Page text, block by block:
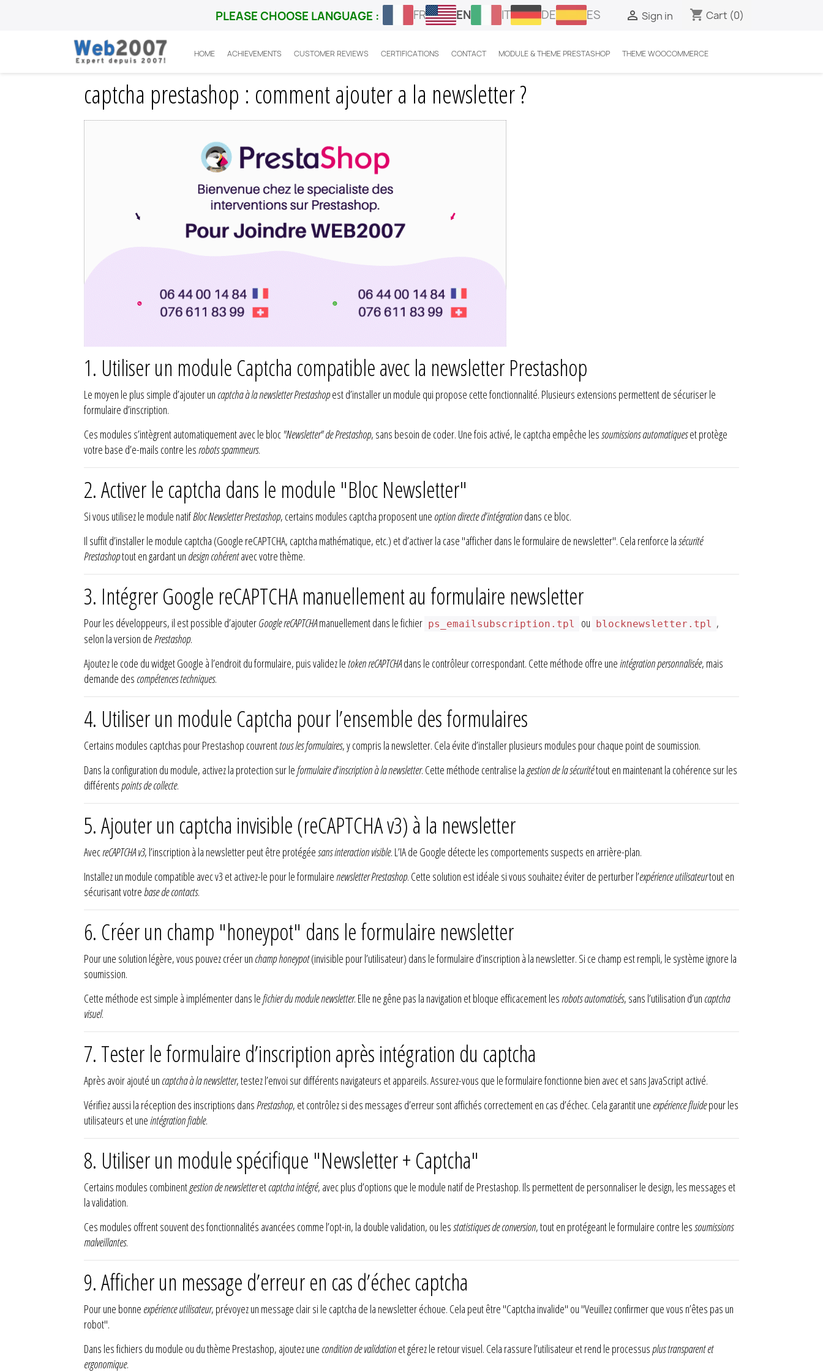
PLEASE CHOOSE LANGUAGE : FR EN IT DE ES  Sign in shopping_cart Cart (0)
HOME ACHIEVEMENTS CUSTOMER REVIEWS CERTIFICATIONS CONTACT MODULE & THEME PRESTASHOP THEME WOOCOMMERCE
Home Prestashop
captcha prestashop : comment ajouter a la newsletter ?
1. Utiliser un module Captcha compatible avec la newsletter Prestashop
Le moyen le plus simple d’ajouter un captcha à la newsletter Prestashopest d’installer un module qui propose cette fonctionnalité. Plusieurs extensions permettent de sécuriser le
formulaire d’inscription.
Ces modules s’intègrent automatiquement avec le bloc "Newsletter" de Prestashop, sans besoin de coder. Une fois activé, le captcha empêche lessoumissions automatiqueset protège
votre base d’e-mails contre lesrobots spammeurs.
2. Activer le captcha dans le module "Bloc Newsletter"
Si vous utilisez le module natifBloc Newsletter Prestashop, certains modules captcha proposent une option directe d’intégrationdans ce bloc.
Il suffit d’installer le module captcha (Google reCAPTCHA, captcha mathématique, etc.) et d’activer la case "afficher dans le formulaire de newsletter". Cela renforce lasécurité
Prestashoptout en gardant un design cohérentavec votre thème.
3. Intégrer Google reCAPTCHA manuellement au formulaire newsletter
Pour les développeurs, il est possible d’ajouterGoogle reCAPTCHAmanuellement dans le fichier ps_emailsubscription.tpl ou blocknewsletter.tpl ,
selon la version dePrestashop.
Ajoutez le code du widget Google à l’endroit du formulaire, puis validez letoken reCAPTCHAdans le contrôleur correspondant. Cette méthode offre uneintégration personnalisée, mais
demande des compétences techniques.
4. Utiliser un module Captcha pour l’ensemble des formulaires
Certains modules captchas pour Prestashop couvrenttous les formulaires, y compris la newsletter. Cela évite d’installer plusieurs modules pour chaque point de soumission.
Dans la configuration du module, activez la protection sur leformulaire d’inscription à la newsletter. Cette méthode centralise lagestion de la sécuritétout en maintenant la cohérence sur les
différentspoints de collecte.
5. Ajouter un captcha invisible (reCAPTCHA v3) à la newsletter
AvecreCAPTCHA v3, l’inscription à la newsletter peut être protégéesans interaction visible. L’IA de Google détecte les comportements suspects en arrière-plan.
Installez un module compatible avec v3 et activez-le pour le formulairenewsletter Prestashop. Cette solution est idéale si vous souhaitez éviter de perturber l’expérience utilisateurtout en
sécurisant votrebase de contacts.
6. Créer un champ "honeypot" dans le formulaire newsletter
Pour une solution légère, vous pouvez créer un champ honeypot(invisible pour l’utilisateur) dans le formulaire d’inscription à la newsletter. Si ce champ est rempli, le système ignore la
soumission.
Cette méthode est simple à implémenter dans lefichier du module newsletter. Elle ne gêne pas la navigation et bloque efficacement lesrobots automatisés, sans l’utilisation d’un captcha
visuel.
7. Tester le formulaire d’inscription après intégration du captcha
Après avoir ajouté un captcha à la newsletter, testez l’envoi sur différents navigateurs et appareils. Assurez-vous que le formulaire fonctionne bien avec et sans JavaScript activé.
Vérifiez aussi la réception des inscriptions dansPrestashop, et contrôlez si des messages d’erreur sont affichés correctement en cas d’échec. Cela garantit une expérience fluidepour les
utilisateurs et uneintégration fiable.
8. Utiliser un module spécifique "Newsletter + Captcha"
Certains modules combinentgestion de newsletteretcaptcha intégré, avec plus d’options que le module natif de Prestashop. Ils permettent de personnaliser le design, les messages et
la validation.
Ces modules offrent souvent des fonctionnalités avancées comme l’opt-in, la double validation, ou lesstatistiques de conversion, tout en protégeant le formulaire contre lessoumissions
malveillantes.
9. Afficher un message d’erreur en cas d’échec captcha
Pour une bonne expérience utilisateur, prévoyez un message clair si le captcha de la newsletter échoue. Cela peut être "Captcha invalide" ou "Veuillez confirmer que vous n’êtes pas un
robot".
Dans les fichiers du module ou du thème Prestashop, ajoutez une condition de validationet gérez le retour visuel. Cela rassure l’utilisateur et rend le processusplus transparent et
ergonomique.